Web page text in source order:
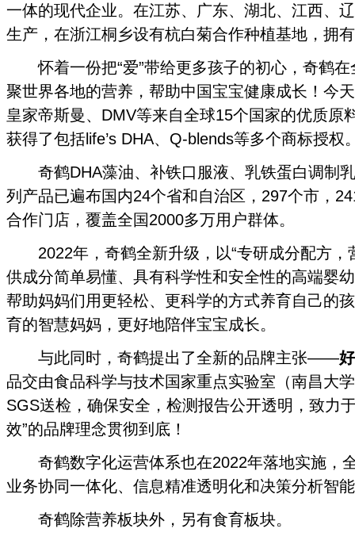
一体的现代企业。在江苏、广东、湖北、江西、
生产，在浙江桐乡设有杭白菊合作种植基地，拥
怀着一份把“爱”带给更多孩子的初心，奇鹤在
聚世界各地的营养，帮助中国宝宝健康成长！今
皇家帝斯曼、DMV等来自全球15个国家的优质原
获得了包括life’s DHA、Q-blends等多个商标授权
奇鹤DHA藻油、补铁口服液、乳铁蛋白调制
列产品已遍布国内24个省和自治区，297个市，
合作门店，覆盖全国2000多万用户群体。
2022年，奇鹤全新升级，以“专研成分配方，
供成分简单易懂、具有科学性和安全性的高端婴
帮助妈妈们用更轻松、更科学的方式养育自己的
育的智慧妈妈，更好地陪伴宝宝成长。
与此同时，奇鹤提出了全新的品牌主张——
品交由食品科学与技术国家重点实验室（南昌大
SGS送检，确保安全，检测报告公开透明，致力
效”的品牌理念贯彻到底！
奇鹤数字化运营体系也在2022年落地实施，
业务协同一体化、信息精准透明化和决策分析智
奇鹤除营养板块外，另有食育板块。